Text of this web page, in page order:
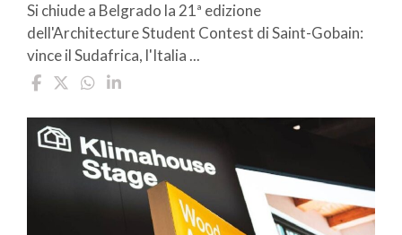
Si chiude a Belgrado la 21ª edizione
dell'Architecture Student Contest di Saint-Gobain:
vince il Sudafrica, l'Italia ...